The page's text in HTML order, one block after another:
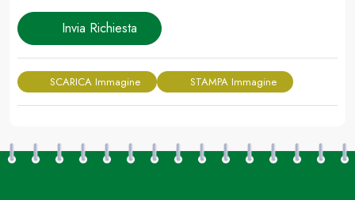
Invia Richiesta
SCARICA Immagine STAMPA Immagine